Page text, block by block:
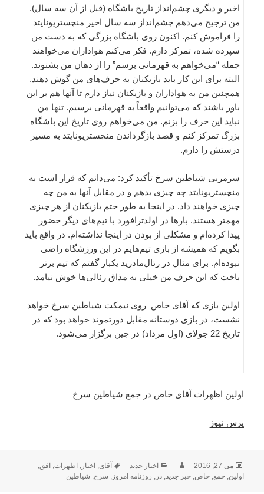
اخیر و دیگری چشم‌انداز تاریخ باشگاه (قبل از آن سه سال).
من ترجیح می‌دهم چشم‌انداز سه سال اخیر منچستریونایتد
را فراموش کنم. اکنون روی باشگاه بزرگی که به دست من
سپرده شده، تمرکز دارم. فکر می‌کنم هواداران می‌خواهند
جمله “می‌خواهم به قهرمانی برسم” را از دهان من بشنوند.
البته برای این کار باید بازیکنان به حرف‌های من گوش دهند.
همچنین من به هواداران و بازیکنان نیاز دارم تا آنها هم بر این
باور باشند که می‌توانیم واقعاً به قهرمانی برسیم. تنها من
نباید این حرف را بزنم. من می‌خواهم روی تاریخ این باشگاه
بزرگ تمرکز کنم و قصد بازگرداندن منچستریونایتد به مسیر
درستش را دارم.
سرمربی شیاطین سرخ تأکید کرد: می‌دانم که قرار است به
منچستریونایتد چه چیزی بدهم و در مقابل آنها به من چه
چیزی خواهند داد. در اینجا به طور حتم بازیکنان از هر چیزی
مهمتر هستند. بارها در اولدترافورد با تیم‌های دیگر حضور
پیدا کرده‌ام و مشکلی از بودن در اینجا نداشته‌ام. در واقع باید
بگویم که همیشه از بازی تیم‌هایم در این ورزشگاه راضی
نبوده‌ام. برای مثال در رئال‌مادرید یکبار گفتم که تیم برتر
باخت که این حرف من خیلی به مذاق رئالی‌ها خوش نیامد.
اولین بازی که آقای خاص روی نیمکت شیاطین سرخ خواهد
نشست، در بازی دوستانه مقابل دورتموند خواهد بود که در
تاریخ 22 جولای (اول مرداد) در چین برگزار می‌شود.
اولین اظهرات آقای خاص در جمع شیاطین سرخ
پرس نیوز
ارسال
شده
می 27, 2016 نویسندهدسته‌ها
اخبار جدید برچسب‌ها
آقای, اخبار, اظهرات, افق,
اولین,جمع,خاص,خبر جدید,در, روزنامه امروز, سرخ, شیاطین